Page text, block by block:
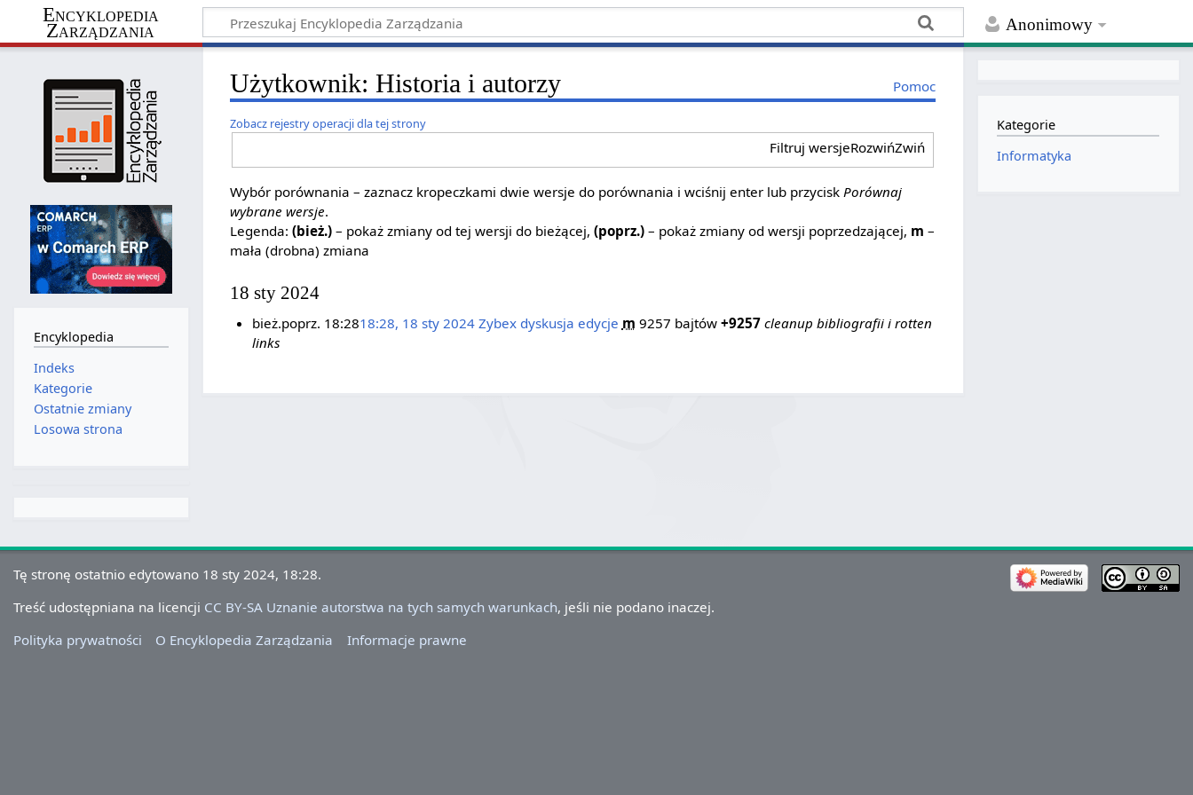
Anonimowy
Encyklopedia
Zarządzania
Pomoc
Użytkownik: Historia i autorzy
Zobacz rejestry operacji dla tej strony
Filtruj wersjeRozwińZwiń
Wybór porównania – zaznacz kropeczkami dwie wersje do porównania i wciśnij enter lub przycisk Porównaj
wybrane wersje.
Legenda:(bież.) – pokaż zmiany od tej wersji do bieżącej,(poprz.) – pokaż zmiany od wersji poprzedzającej, m –
mała (drobna) zmiana
18 sty 2024
bież.poprz. 18:2818:28, 18 sty 2024‎ Zybex dyskusja edycje m 9257 bajtów +9257‎ cleanup bibliografii i rotten
links
Encyklopedia
Indeks
Kategorie
Ostatnie zmiany
Losowa strona
Kategorie
Informatyka
Tę stronę ostatnio edytowano 18 sty 2024, 18:28.
Treść udostępniana na licencji CC BY-SA Uznanie autorstwa na tych samych warunkach, jeśli nie podano inaczej.
Polityka prywatności
O Encyklopedia Zarządzania Informacje prawne